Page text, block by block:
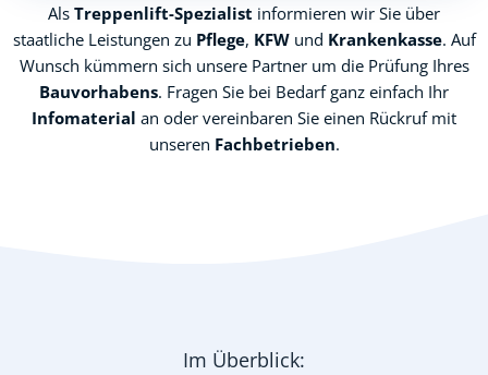
Als Treppenlift-Spezialist informieren wir Sie über
staatliche Leistungen zu Pflege, KFWund Krankenkasse. Auf
Wunsch kümmern sich unsere Partner um die Prüfung Ihres
Bauvorhabens. Fragen Sie bei Bedarf ganz einfach Ihr
Infomaterial an oder vereinbaren Sie einen Rückruf mit
unseren Fachbetrieben.
Im Überblick: